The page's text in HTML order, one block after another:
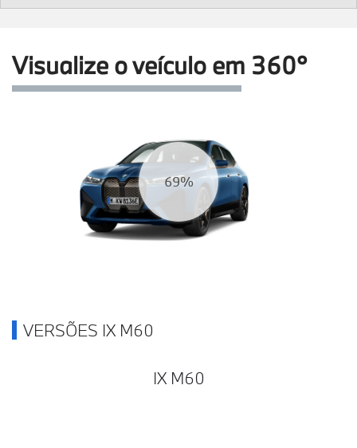
Visualize o veículo em 360°
75%
VERSÕES IX M60
IX M60